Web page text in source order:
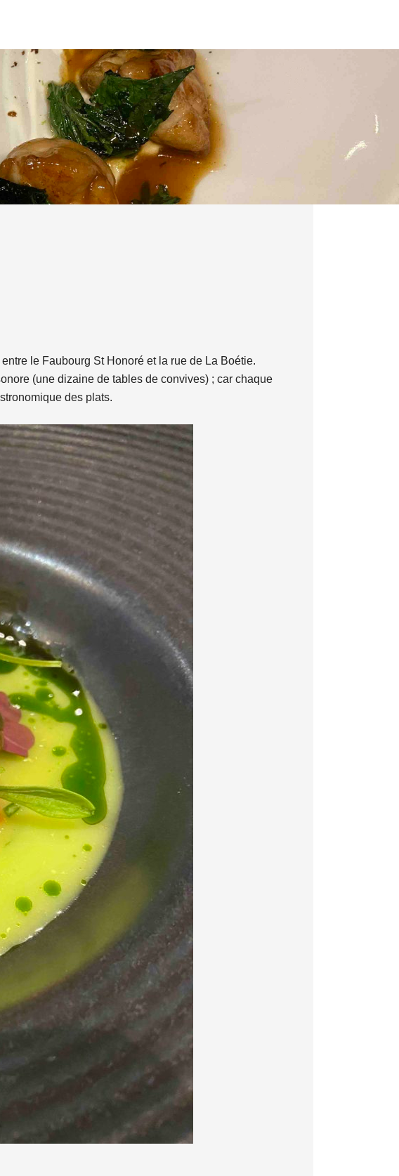
le Faubourg St Honoré et la rue de La Boétie.
(une dizaine de tables de convives) ; car chaque
des plats.